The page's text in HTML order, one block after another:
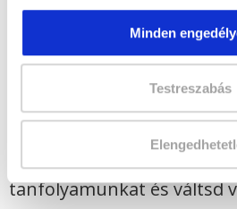
Minden
Testreszabás
Lehet még
Tűzvédelmi
szakképesítés online
tanfolyamunkat és váltsd